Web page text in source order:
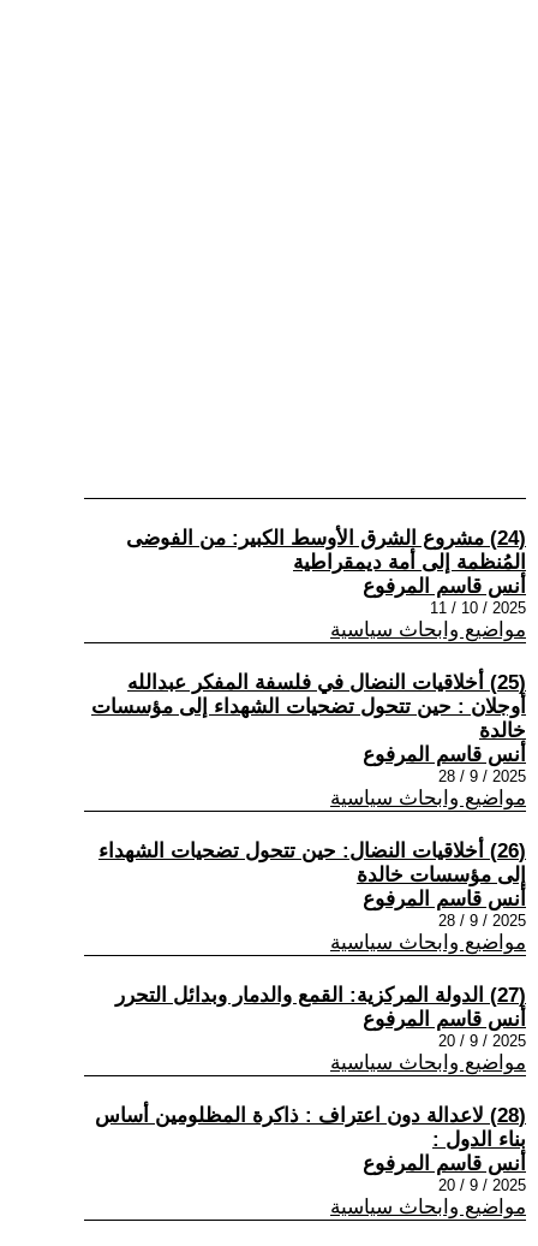
(24) مشروع الشرق الأوسط الكبير: من الفوضى
المُنظمة إلى أمة ديمقراطية
أنس قاسم المرفوع
2025 / 10 / 11
مواضيع وابحاث سياسية
(25) أخلاقيات النضال في فلسفة المفكر عبدالله
أوجلان : حين تتحول تضحيات الشهداء إلى مؤسسات
خالدة
أنس قاسم المرفوع
2025 / 9 / 28
مواضيع وابحاث سياسية
(26) أخلاقيات النضال: حين تتحول تضحيات الشهداء
إلى مؤسسات خالدة
أنس قاسم المرفوع
2025 / 9 / 28
مواضيع وابحاث سياسية
(27) الدولة المركزية: القمع والدمار وبدائل التحرر
أنس قاسم المرفوع
2025 / 9 / 20
مواضيع وابحاث سياسية
(28) لاعدالة دون اعتراف : ذاكرة المظلومين أساس
بناء الدول :
أنس قاسم المرفوع
2025 / 9 / 20
مواضيع وابحاث سياسية